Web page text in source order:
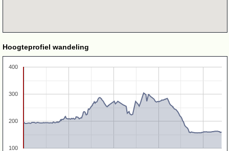
Hoogteprofiel wandeling
100
200
300
400